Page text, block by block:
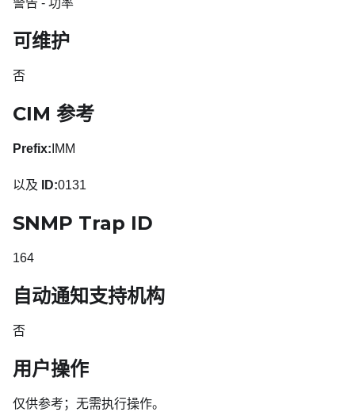
警告 - 功率
可维护
否
CIM 参考
Prefix: IMM
以及 ID:0131
SNMP Trap ID
164
自动通知支持机构
否
用户操作
仅供参考；无需执行操作。